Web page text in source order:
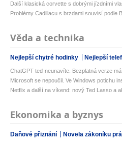
Další klasická corvette s dobrými jízdními
Problémy Cadillacu s brzdami souvisí podle
Věda a technika
Nejlepší chytré hodinky Nejlepší
ChatGPT teď neunavíte. Bezplatná verze
Microsoft se nepoučil. Ve Windows potichu
Netflix a další na víkend: nový Ted Lasso a
Ekonomika a byznys
Daňové přiznání Novela zákoníku